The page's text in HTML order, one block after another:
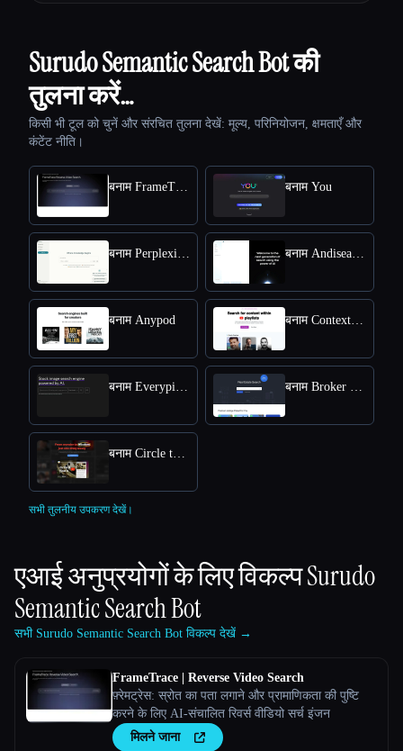
Surudo Semantic Search Bot की
तुलना करें…
किसी भी टूल को चुनें और संरचित तुलना देखें: मूल्य, परिनियोजन, क्षमताएँ और
कंटेंट नीति।
बनाम FrameTrace | Reverse Video Search बनाम You
बनाम Perplexity AI बनाम Andisearch
बनाम Anypod बनाम Context Search
बनाम Everypixel बनाम Broker One AI Engine
बनाम Circle to Search
सभी तुलनीय उपकरण देखें।
एआई अनुप्रयोगों के लिए विकल्पSurudo
Semantic Search Bot
सभी Surudo Semantic Search Bot विकल्प देखें →
FrameTrace | Reverse Video Search
फ़्रेमट्रेस: स्रोत का पता लगाने और प्रामाणिकता की पुष्टि
करने के लिए AI-संचालित रिवर्स वीडियो सर्च इंजन
मिलने जाना